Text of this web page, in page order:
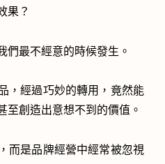
果？
們最不經意的時候發生。
，經過巧妙的轉用，竟然能
至創造出意想不到的價值。
而是品牌經營中經常被忽視